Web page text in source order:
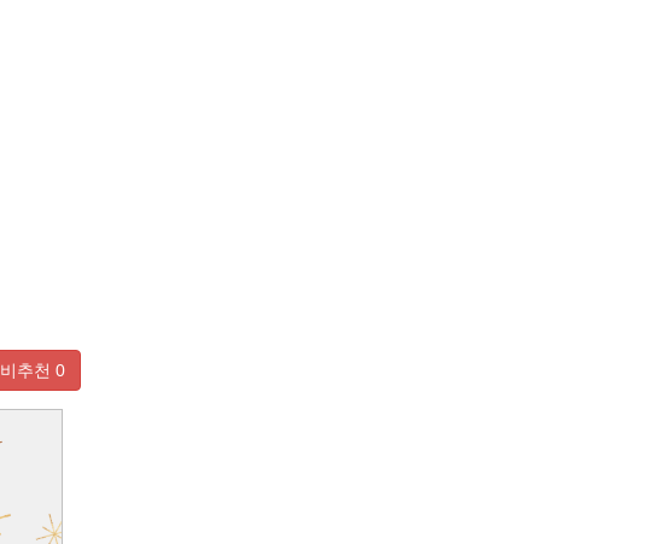
추천 0